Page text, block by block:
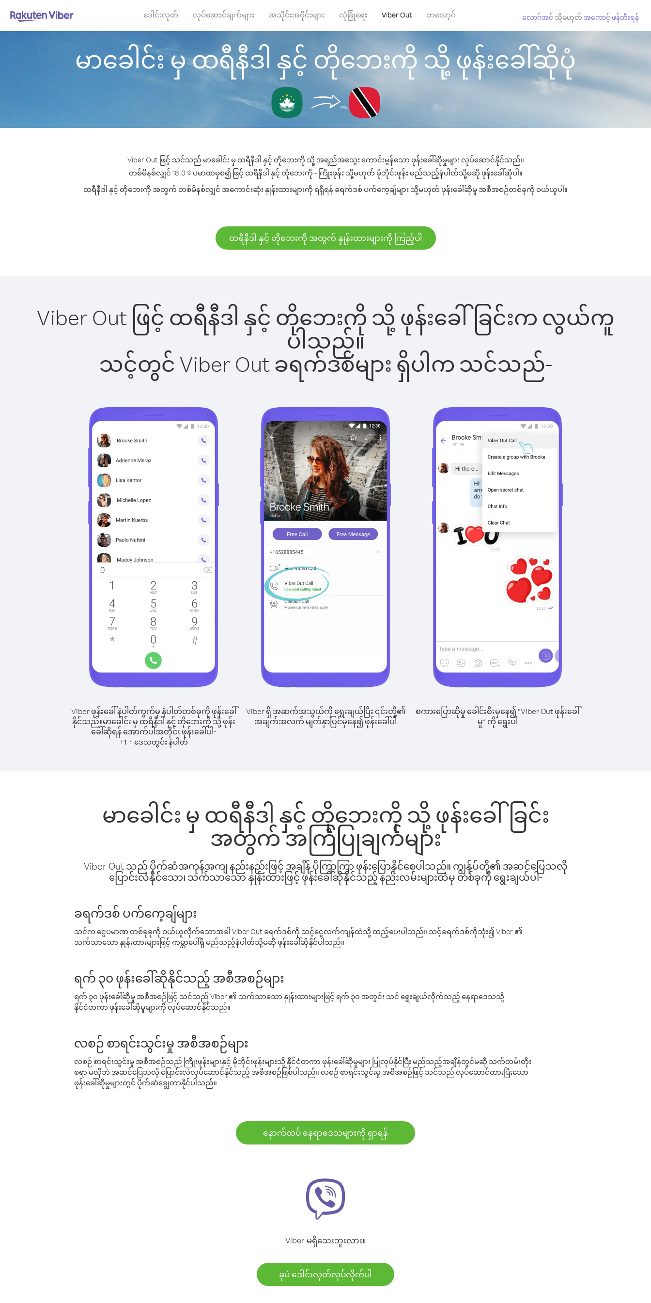
ဒေါင်းလုတ် လုပ်ဆောင်ချက်များ အသိုင်းအဝိုင်းများ လုံခြုံရေး Viber Out ဘလော့ဂ် လော့ဂ်အင် သို့မဟုတ် အကောင့် ဖန်တီးရန်
မာခေါင်း မှ ထရီနီဒါ နှင့် တိုဘေးကို သို့ ဖုန်းခေါ်ဆိုပုံ
Viber Out ဖြင့် သင်သည် မာခေါင်း မှ ထရီနီဒါ နှင့် တိုဘေးကို သို့ အရည်အသွေး ကောင်းမွန်သော ဖုန်းခေါ်ဆိုမှုများ လုပ်ဆောင်နိုင်သည်။
တစ်မိနစ်လျှင် 18.0 ¢ ပမာဏမှစ၍ ဖြင့် ထရီနီဒါ နှင့် တိုဘေးကို - ကြိုးဖုန်း သို့မဟုတ် မိုဘိုင်းဖုန်း မည်သည့်နံပါတ်သို့မဆို ဖုန်းခေါ်ဆိုပါ။
ထရီနီဒါ နှင့် တိုဘေးကို အတွက် တစ်မိနစ်လျှင် အကောင်းဆုံး နှုန်းထားများကို ရရှိရန် ခရက်ဒစ် ပက်ကေ့ချ်များ သို့မဟုတ် ဖုန်းခေါ်ဆိုမှု အစီအစဉ်တစ်ခုကို ဝယ်ယူပါ။
ထရီနီဒါ နှင့် တိုဘေးကို အတွက် နှုန်းထားများကို ကြည့်ပါ
Viber Out ဖြင့် ထရီနီဒါ နှင့် တိုဘေးကို သို့ ဖုန်းခေါ်ခြင်းက လွယ်ကူ
ပါသည်။
သင့်တွင် Viber Out ခရက်ဒစ်များ ရှိပါက သင်သည်-
Viber ဖုန်းခေါ်နံပါတ်ကွက်မှ နံပါတ်တစ်ခုကို ဖုန်းခေါ်
နိုင်သည်။မာခေါင်း မှ ထရီနီဒါ နှင့် တိုဘေးကို သို့ ဖုန်း
ခေါ်ဆိုရန် အောက်ပါအတိုင်း ဖုန်းခေါ်ပါ-
+1+ ဒေသတွင်း နံပါတ်
Viber ရှိ အဆက်အသွယ်ကို ရွေးချယ်ပြီး ၎င်းတို့၏
အချက်အလက် မျက်နှာပြင်မှနေ၍ ဖုန်းခေါ်ပါ
စကားပြောဆိုမှု ခေါင်းစီးမှနေ၍ “Viber Out ဖုန်းခေါ်
မှု” ကို ရွေးပါ
မာခေါင်း မှ ထရီနီဒါ နှင့် တိုဘေးကို သို့ ဖုန်းခေါ်ခြင်း
အတွက် အကြံပြုချက်များ
Viber Out သည် ပိုက်ဆံအကုန်အကျ နည်းနည်းဖြင့် အချိန် ပိုကြာကြာ ဖုန်းပြောနိုင်စေပါသည်။ ကျွန်ုပ်တို့၏ အဆင်ပြေသလို
ပြောင်းလဲနိုင်သော၊ သက်သာသော နှုန်းထားဖြင့် ဖုန်းခေါ်ဆိုနိုင်သည့် နည်းလမ်းများထဲမှ တစ်ခုကို ရွေးချယ်ပါ-
ခရက်ဒစ် ပက်ကေ့ချ်များ
သင်က ငွေပမာဏ တစ်ခုခုကို ဝယ်ယူလိုက်သောအခါ Viber Out ခရက်ဒစ်ကို သင့်ငွေလက်ကျန်ထဲသို့ ထည့်ပေးပါသည်။ သင့်ခရက်ဒစ်ကိုသုံး၍ Viber ၏
သက်သာသော နှုန်းထားများဖြင့် ကမ္ဘာပေါ်ရှိ မည်သည့်နံပါတ်သို့မဆို ဖုန်းခေါ်ဆိုနိုင်ပါသည်။
ရက် ၃၀ ဖုန်းခေါ်ဆိုနိုင်သည့် အစီအစဉ်များ
ရက် ၃၀ ဖုန်းခေါ်ဆိုမှု အစီအစဉ်ဖြင့် သင်သည် Viber ၏ သက်သာသော နှုန်းထားများဖြင့် ရက် ၃၀ အတွင်း သင် ရွေးချယ်လိုက်သည့် နေရာဒေသသို့
နိုင်ငံတကာ ဖုန်းခေါ်ဆိုမှုများကို လုပ်ဆောင်နိုင်သည်။
လစဉ် စာရင်းသွင်းမှု အစီအစဉ်များ
လစဉ် စာရင်းသွင်းမှု အစီအစဉ်သည် ကြိုးဖုန်းများနှင့် မိုဘိုင်းဖုန်းများသို့ နိုင်ငံတကာ ဖုန်းခေါ်ဆိုမှုများ ပြုလုပ်နိုင်ပြီး မည်သည့်အချိန်တွင်မဆို သက်တမ်းတိုး
စရာ မလိုဘဲ အဆင်ပြေသလို ပြောင်းလဲလုပ်ဆောင်နိုင်သည့် အစီအစဉ်ဖြစ်ပါသည်။ လစဉ် စာရင်းသွင်းမှု အစီအစဉ်ဖြင့် သင်သည် လုပ်ဆောင်ထားပြီးသော
ဖုန်းခေါ်ဆိုမှုများတွင် ပိုက်ဆံချွေတာနိုင်ပါသည်။
နောက်ထပ် နေရာဒေသများကို ရှာရန်
Viber မရှိသေးဘူးလား။
ခုပဲ ဒေါင်းလုတ်လုပ်လိုက်ပါ